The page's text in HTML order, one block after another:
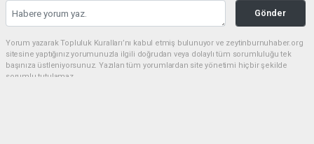
Gönder
Yorum yazarak Topluluk Kuralları’nı kabul etmiş bulunuyor ve zeytinburnuhaber.org
sitesine yaptığınız yorumunuzla ilgili doğrudan veya dolaylı tüm sorumluluğu tek
başınıza üstleniyorsunuz. Yazılan tüm yorumlardan site yönetimi hiçbir şekilde
sorumlu tutulamaz.